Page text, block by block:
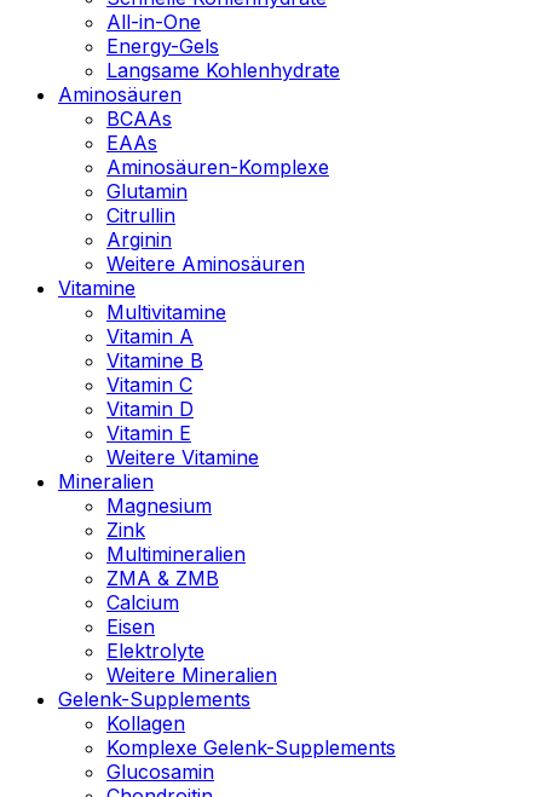
All-in-One
Energy-Gels
Langsame Kohlenhydrate
Aminosäuren
BCAAs
EAAs
Aminosäuren-Komplexe
Glutamin
Citrullin
Arginin
Weitere Aminosäuren
Vitamine
Multivitamine
Vitamin A
Vitamine B
Vitamin C
Vitamin D
Vitamin E
Weitere Vitamine
Mineralien
Magnesium
Zink
Multimineralien
ZMA & ZMB
Calcium
Eisen
Elektrolyte
Weitere Mineralien
Gelenk-Supplements
Kollagen
Komplexe Gelenk-Supplements
Glucosamin